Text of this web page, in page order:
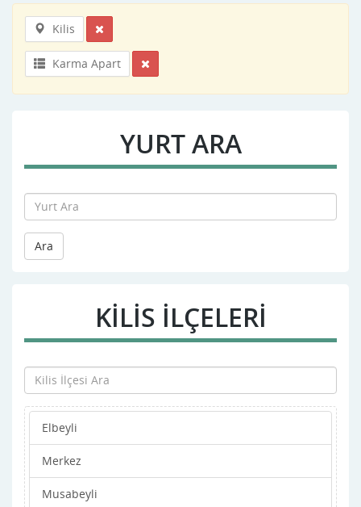
Kilis
Karma Apart
YURT ARA
Ara
KILIS İLÇELERİ
Elbeyli
Merkez
Musabeyli